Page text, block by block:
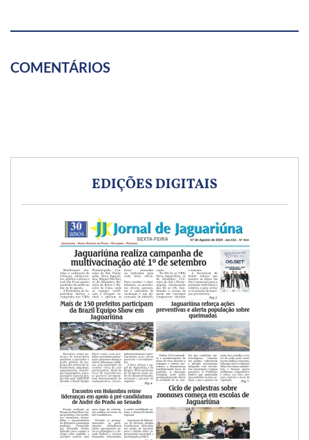
COMENTÁRIOS
EDIÇÕES DIGITAIS